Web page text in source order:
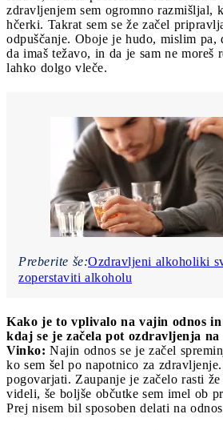
zdravljenjem sem ogromno razmišljal,
hčerki. Takrat sem se že začel
odpuščanje. Oboje je hudo, mislim pa,
da imaš težavo, in da je sam ne moreš
lahko dolgo vleče.
Preberite še:Ozdravljeni alkoholiki
zoperstaviti alkoholu
Kako je to vplivalo na vajin odnos
kdaj se je začela pot ozdravljenja
Vinko: Najin odnos se je začel
ko sem šel po napotnico za
pogovarjati. Zaupanje je začelo rasti
videli, še boljše občutke sem imel ob
Prej nisem bil sposoben delati na